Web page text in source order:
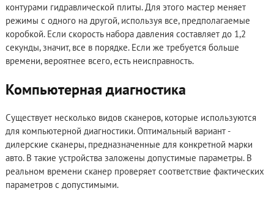
контурами гидравлической плиты. Для этого мастер меняет
режимы с одного на другой, используя все, предполагаемые
коробкой. Если скорость набора давления составляет до 1,2
секунды, значит, все в порядке. Если же требуется больше
времени, вероятнее всего, есть неисправность.
Компьютерная диагностика
Существует несколько видов сканеров, которые используются
для компьютерной диагностики. Оптимальный вариант -
дилерские сканеры, предназначенные для конкретной марки
авто. В такие устройства заложены допустимые параметры. В
реальном времени сканер проверяет соответствие фактических
параметров с допустимыми.